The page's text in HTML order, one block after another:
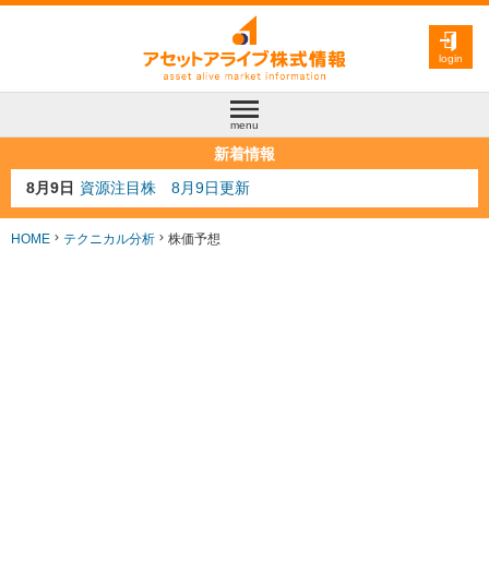
login
menu
新着情報
8月4日 AI注目株 8月4日更新
8月3日 人気業種注目株 8月3日更新
8月2日 金融注目株 8月2日更新
HOME テクニカル分析 株価予想